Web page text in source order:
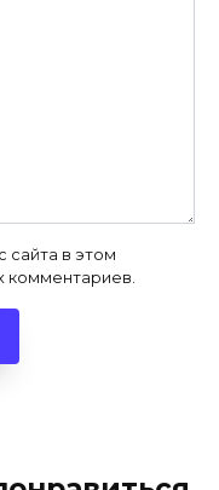
сайта в этом
комментариев.